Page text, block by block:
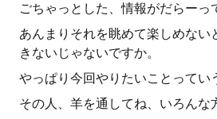
ごちゃっとした、情報がだらーっ
あんまりそれを眺めて楽しめない
きないじゃないですか。
やっぱり今回やりたいことってい
その人、羊を通してね、いろんな